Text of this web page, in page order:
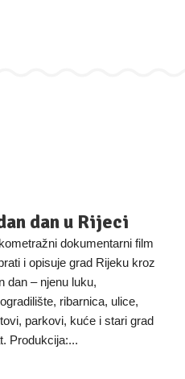
dan u Rijeci
dokumentarni film
i opisuje grad Rijeku kroz
dan – njenu luku,
ribarnica, ulice,
parkovi, kuće i stari grad
Produkcija:...